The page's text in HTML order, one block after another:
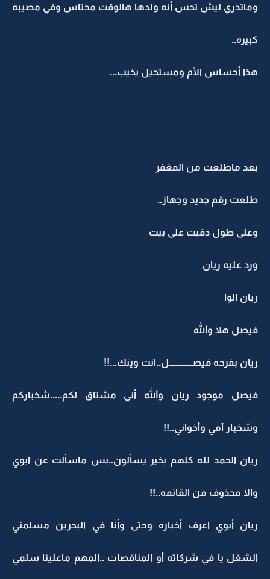
وماتدري ليش تحس أنه ولدها هالوقت محتاس وفي مصيبه
كبيره..
هذا أحساس الأم ومستحيل يخيب...
بعد ماطلعت من المغفر
طلعت رقم جديد وجهاز..
وعلى طول دقيت على بيت
ورد عليه ريان
ريان الوا
فيصل هلا والله
ريان بفرحه فيصـــــــــــــل..انت وينك...!!
فيصل موجود ريان والله أني مشتاق لكم.....شخباركم
وشخبار أمي وأخواني..!!
ريان الحمد لله كلهم بخير يسألون..بس ماسألت عن ابوي
والا محذوف من القائمه..!!
ريان أبوي اعرف أخباره وحتى وأنا في البحرين مسلمني
الشغل يا في شركاته أو المناقصات ..المهم ماعلينا سلمي